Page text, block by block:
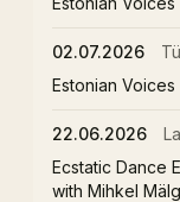
02.07.2026
Estonian Voices
22.06.2026
Ecstatic Dance
with Mihkel